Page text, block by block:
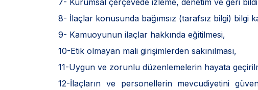
7- Kurumsal çerçevede izleme, denetim ve geri
8- İlaçlar konusunda bağımsız (tarafsız bilgi) bilgi
9- Kamuoyunun ilaçlar hakkında eğitilmesi,
10-Etik olmayan mali girişimlerden sakınılması,
11-Uygun ve zorunlu düzenlemelerin hayata
12-İlaçların ve personellerin mevcudiyetini